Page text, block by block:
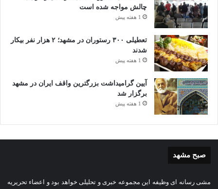
چالش مواجه شده است
1 هفته پیش
تعطیلی ۳۰۰ رستوران در مشهد؛ ۲ هزار نفر بیکار
شدند
1 هفته پیش
آیین گرامیداشت بزرگترین واقف ایران در مشهد
برگزار شد
1 هفته پیش
صبح مشهد
مشی رسانه ای وظیفه این مجموعه خبری و تحلیلی خواهد بود و اعضاء تحریریه